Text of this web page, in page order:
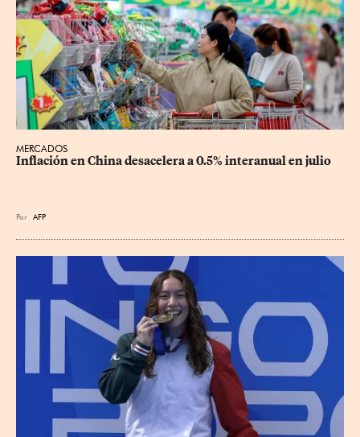
MERCADOS
Inflación en China desacelera a 0.5% interanual en julio
Por AFP